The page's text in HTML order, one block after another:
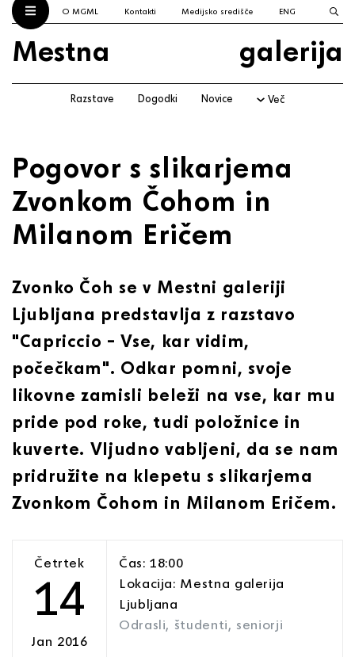
O MGML Kontakti Medijsko središče ENG
Mestna galerija
Razstave Dogodki Novice Več
Pogovor s slikarjema
Zvonkom Čohom in
Milanom Eričem
Zvonko Čoh se v Mestni galeriji
Ljubljana predstavlja z razstavo
"Capriccio – Vse, kar vidim,
počečkam". Odkar pomni, svoje
likovne zamisli beleži na vse, kar mu
pride pod roke, tudi položnice in
kuverte. Vljudno vabljeni, da se nam
pridružite na klepetu s slikarjema
Zvonkom Čohom in Milanom Eričem.
Četrtek
14
Jan 2016
Čas: 18:00
Lokacija: Mestna galerija
Ljubljana
Odrasli, študenti, seniorji